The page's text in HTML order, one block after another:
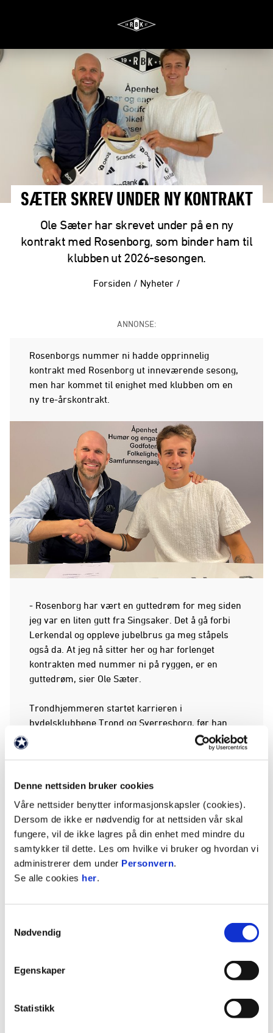
Denne nettsiden bruker cookies
Våre nettsider benytter informasjonskapsler (cookies).
Dersom de ikke er nødvendig for at nettsiden vår skal
fungere, vil de ikke lagres på din enhet med mindre du
samtykker til dette. Les om hvilke vi bruker og hvordan vi
administrerer dem under Personvern.
Se alle cookies her.
Nødvendig
Egenskaper
Statistikk
SÆTER SKREV UNDER NY KONTRAKT
Ole Sæter har skrevet under på en ny
kontrakt med Rosenborg, som binder ham til
klubben ut 2026-sesongen.
Forsiden / Nyheter /
ANNONSE:
Rosenborgs nummer ni hadde opprinnelig
kontrakt med Rosenborg ut inneværende sesong,
men har kommet til enighet med klubben om en
ny tre-årskontrakt.
- Rosenborg har vært en guttedrøm for meg siden
jeg var en liten gutt fra Singsaker. Det å gå forbi
Lerkendal og oppleve jubelbrus ga meg ståpels
også da. At jeg nå sitter her og har forlenget
kontrakten med nummer ni på ryggen, er en
guttedrøm, sier Ole Sæter.
Trondhjemmeren startet karrieren i
bydelsklubbene Trond og Sverresborg, før han
også har vært innom Nardo, Kristiansund og
Ranheim på veien. Sæter slo for alvor gjennom i
mai i fjor og endte på 15 mål i sin første
sett seg tilbake og nå ser han frem til nye år på
Lerkendal.
- Jeg lever drømmen, så hvorfor gi fra seg det?
Dette er en mulighet jeg ikke får igjen og det gir
meg frysninger å tenke på at jeg skal fortsette å
Så skal vi se at det blir resultater til slutt, sier
Etter nesten ett år med forhandlinger ble den nye